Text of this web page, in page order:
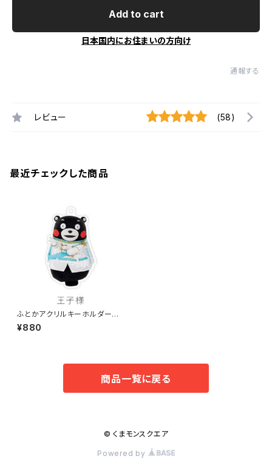
Add to cart
日本国内にお住まいの方向け
通報する
レビュー (58)
最近チェックした商品
ふとかアクリルキーホルダー
王子様
¥880
商品一覧に戻る
© くまモンスクエア
Powered by